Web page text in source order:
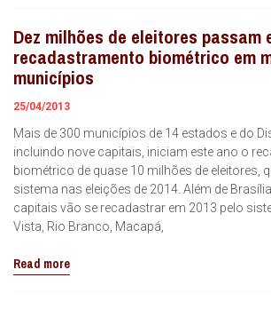
Dez milhões de eleitores passam
recadastramento biométrico em
municípios
25/04/2013
Mais de 300 municípios de 14 estados e do
incluindo nove capitais, iniciam este ano o
biométrico de quase 10 milhões de eleitores,
sistema nas eleições de 2014. Além de
capitais vão se recadastrar em 2013 pelo
Vista, Rio Branco, Macapá,
Read more